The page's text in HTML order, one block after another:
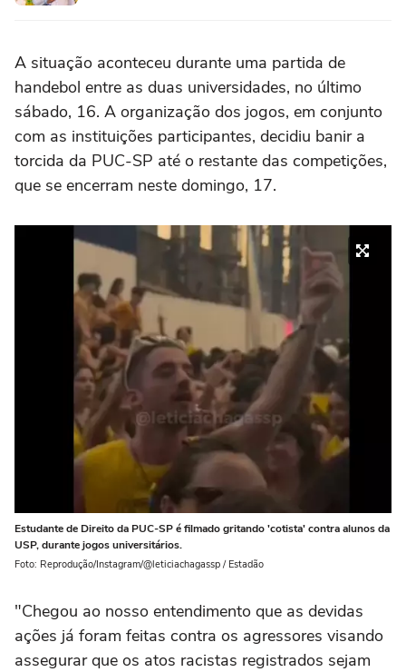
A situação aconteceu durante uma partida de
handebol entre as duas universidades, no último
sábado, 16. A organização dos jogos, em conjunto
com as instituições participantes, decidiu banir a
torcida da PUC-SP até o restante das competições,
que se encerram neste domingo, 17.
Estudante de Direito da PUC-SP é filmado gritando 'cotista' contra alunos da
USP, durante jogos universitários.
Foto: Reprodução/Instagram/@leticiachagassp / Estadão
"Chegou ao nosso entendimento que as devidas
ações já foram feitas contra os agressores visando
assegurar que os atos racistas registrados sejam